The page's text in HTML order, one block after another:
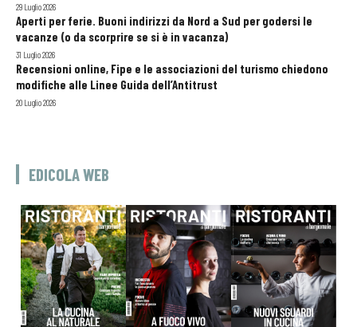
29 Luglio 2026
Aperti per ferie. Buoni indirizzi da Nord a Sud per godersi le
vacanze (o da scorprire se si è in vacanza)
31 Luglio 2026
Recensioni online, Fipe e le associazioni del turismo chiedono
modifiche alle Linee Guida dell’Antitrust
20 Luglio 2026
EDICOLA WEB